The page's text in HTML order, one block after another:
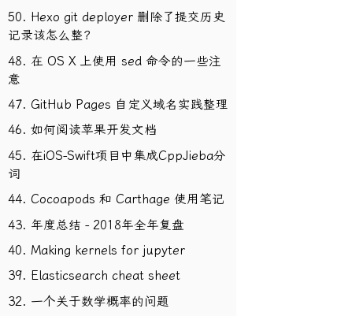
50. Hexo git deployer 删除了提交历史
记录该怎么整？
48. 在 OS X 上使用 sed 命令的一些注
意
47. GitHub Pages 自定义域名实践整理
46. 如何阅读苹果开发文档
45. 在iOS-Swift项目中集成CppJieba分
词
44. Cocoapods 和 Carthage 使用笔记
43. 年度总结 - 2018年全年复盘
40. Making kernels for jupyter
39. Elasticsearch cheat sheet
32. 一个关于数学概率的问题